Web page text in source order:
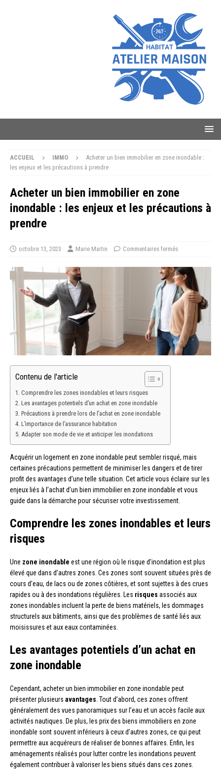
ACCUEIL IMMO
Acheter un bien immobilier en zone inondable :
les enjeux et les précautions à prendre
Acheter un bien immobilier en zone
inondable : les enjeux et les précautions à
prendre
octobre 13, 2023 Marie Martin Commentaires fermés
Contenu de l'article
Comprendre les zones inondables et leurs risques
Les avantages potentiels d’un achat en zone inondable
Précautions à prendre lors de l’achat en zone inondable
L’importance de l’assurance habitation
Adapter son mode de vie et anticiper les inondations
Acquérir un logement en zone inondable peut sembler risqué, mais
certaines précautions permettent de minimiser les dangers et de tirer
profit des avantages d’une telle situation. Cet article vous éclaire sur les
enjeux liés à l’achat d’un bien immobilier en zone inondable et vous
guide dans la démarche pour sécuriser votre investissement.
Comprendre les zones inondables et leurs
risques
Une zone inondable est une région où le risque d’inondation est plus
élevé que dans d’autres zones. Ces zones sont souvent situées près de
cours d’eau, de lacs ou de zones côtières, et sont sujettes à des crues
rapides ou à des inondations régulières. Les risques associés aux
zones inondables incluent la perte de biens matériels, les dommages
structurels aux bâtiments, ainsi que des problèmes de santé liés aux
moisissures et aux eaux contaminées.
Les avantages potentiels d’un achat en
zone inondable
Cependant, acheter un bien immobilier en zone inondable peut
présenter plusieurs avantages . Tout d’abord, ces zones offrent
généralement des vues panoramiques sur l’eau et un accès facile aux
activités nautiques. De plus, les prix des biens immobiliers en zone
inondable sont souvent inférieurs à ceux d’autres zones, ce qui peut
permettre aux acquéreurs de réaliser de bonnes affaires. Enfin, les
aménagements réalisés pour lutter contre les inondations peuvent
également contribuer à valoriser les biens situés dans ces zones.